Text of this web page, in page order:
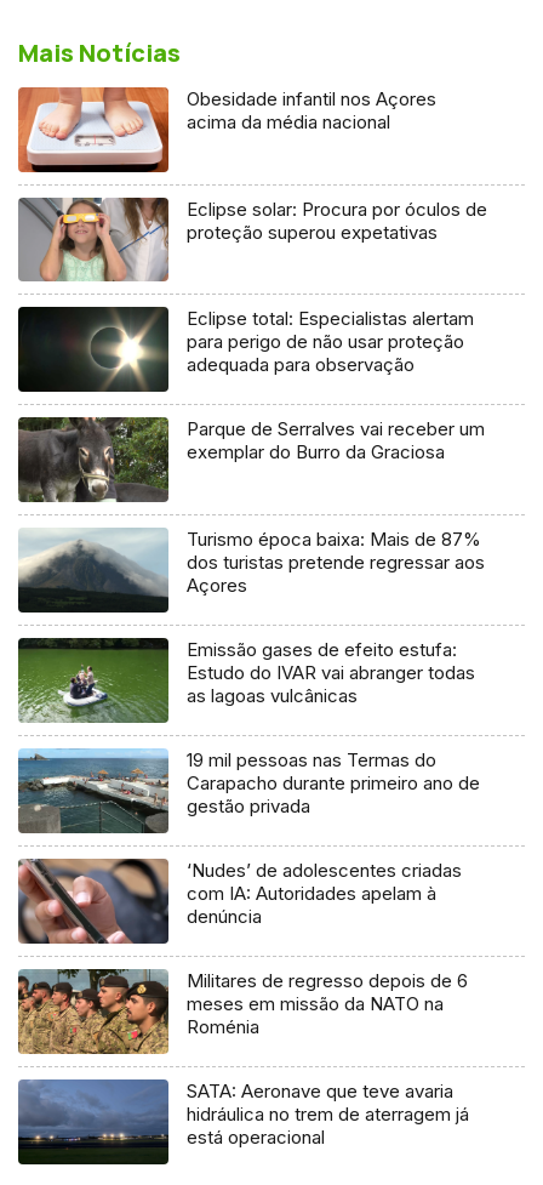
Mais Notícias
Obesidade infantil nos Açores
acima da média nacional
Eclipse solar: Procura por óculos de
proteção superou expetativas
Eclipse total: Especialistas alertam
para perigo de não usar proteção
adequada para observação
Parque de Serralves vai receber um
exemplar do Burro da Graciosa
Turismo época baixa: Mais de 87%
dos turistas pretende regressar aos
Açores
Emissão gases de efeito estufa:
Estudo do IVAR vai abranger todas
as lagoas vulcânicas
19 mil pessoas nas Termas do
Carapacho durante primeiro ano de
gestão privada
‘Nudes’ de adolescentes criadas
com IA: Autoridades apelam à
denúncia
Militares de regresso depois de 6
meses em missão da NATO na
Roménia
SATA: Aeronave que teve avaria
hidráulica no trem de aterragem já
está operacional